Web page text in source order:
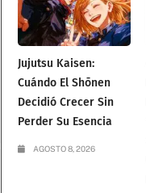
Jujutsu Kaisen:
Cuándo El Shōnen
Decidió Crecer Sin
Perder Su Esencia
AGOSTO 8, 2026